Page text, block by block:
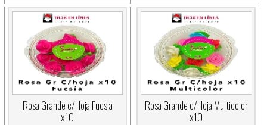
Rosa Grande c/Hoja Fucsia
x10
Rosa Grande c/Hoja Multicolor
x10